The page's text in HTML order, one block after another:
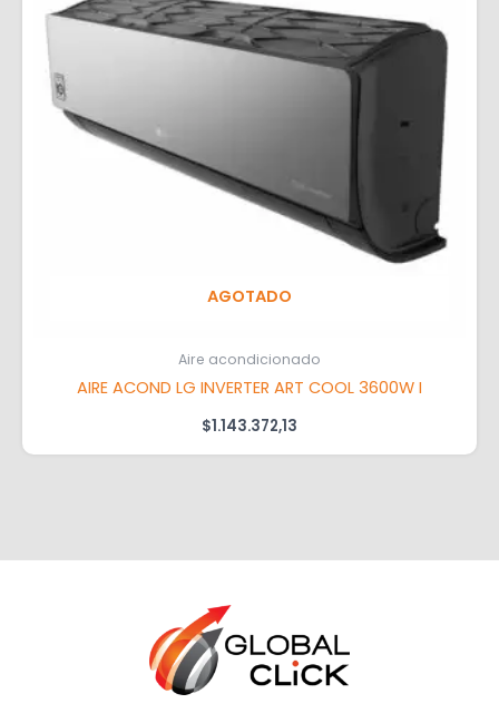
AGOTADO
Aire acondicionado
AIRE ACOND LG INVERTER ART COOL 3600W I
$1.143.372,13